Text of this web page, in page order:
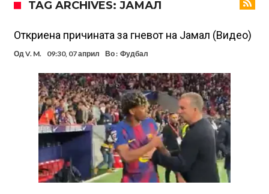
Мурињо воведува строга дисциплина во Реал Мадрид: Ова се
трите нови правила за успех
Целосна војна: Барса го растура најважниот летен трансфер на
Атлетико?!
Инфантино имал љубовница: Испливаа скандалозни
информации, добивала пари од УЕФА
Ромеро се согласи на условите со Атлетико
Арсенал со 138 милиони евра тргнува по ѕвездата на Серија А?
Мурињо воведува строга дисциплина во Реал Мадрид: Ова се
трите нови правила
Неочекувана „бомба“ од Англија: Ливерпул се засили од
Барселона!
TAG ARCHIVES: ЈАМАЛ
Откриена причината за гневот на Јамал (Видео)
Од V. M. 09:30, 07 април Во : Фудбал